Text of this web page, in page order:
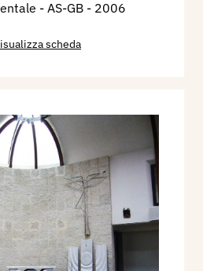
- AS-GB - 2006
scheda